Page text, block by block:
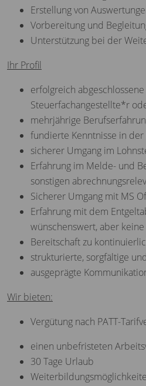
Erstellung von
Vorbereitung und
Unterstützung bei der
Ihr Profil
erfolgreich
Steuerfachangestellte*r
mehrjährige
fundierte Kenntnisse in
sicherer Umgang im
Erfahrung im Melde- und
sonstigen
Sicherer Umgang mit MS
Erfahrung mit dem
wünschenswert, aber
Bereitschaft zu
strukturierte, sorgfältige
ausgeprägte
Wir bieten:
Vergütung nach PATT-
einen unbefristeten
30 Tage Urlaub